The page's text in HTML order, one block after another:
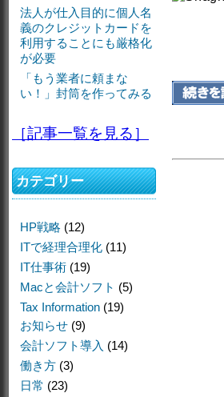
法人が仕入目的に個人名
義のクレジットカードを
利用することにも厳格化
が必要
「もう業者に頼まな
い！」封筒を作ってみる
［記事一覧を見る］
カテゴリー
HP戦略 (12)
ITで経理合理化 (11)
IT仕事術 (19)
Macと会計ソフト (5)
Tax Information (19)
お知らせ (9)
会計ソフト導入 (14)
働き方 (3)
日常 (23)